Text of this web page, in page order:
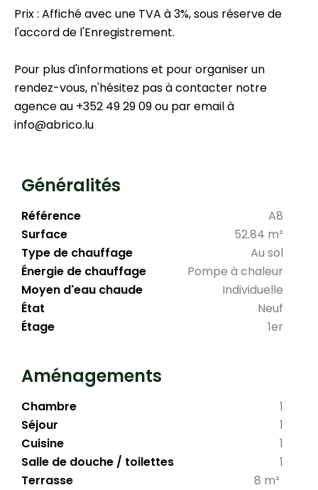
Prix : Affiché avec une TVA à 3%, sous réserve de
l'accord de l'Enregistrement.
Pour plus d'informations et pour organiser un
rendez-vous, n'hésitez pas à contacter notre
agence au +352 49 29 09 ou par email à
info@abrico.lu
Généralités
Référence
A8
Surface
52.84 m²
Type de chauffage
Au sol
Énergie de chauffage
Pompe à chaleur
Moyen d'eau chaude
Individuelle
État
Neuf
Étage
1er
Aménagements
1
Chambre
1
Séjour
1
Cuisine
1
Salle de douche / toilettes
Terrasse
8 m²